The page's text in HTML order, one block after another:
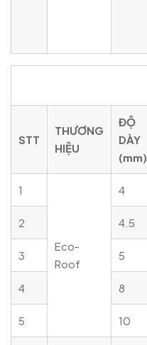
STT
THƯƠNG
HIỆU
ĐỘ
DÀY
(mm)
1
Eco-
Roof
4
2 4.5
3 5
4 8
5 10